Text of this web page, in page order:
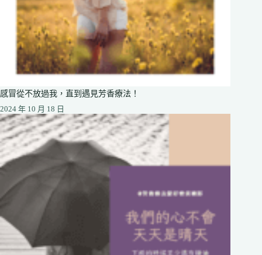
感冒從不放過我，直到遇見芳香療法！
2024 年 10 月 18 日